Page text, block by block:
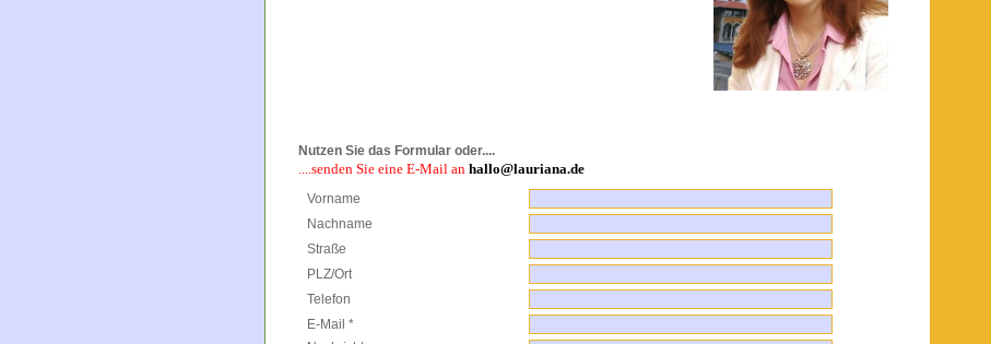
Nutzen Sie das Formular oder....
....senden Sie eine E-Mail an hallo@lauriana.de
Vorname
Nachname
Straße
PLZ/Ort
Telefon
E-Mail *